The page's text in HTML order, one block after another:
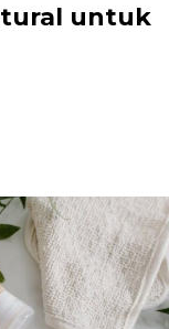
untuk